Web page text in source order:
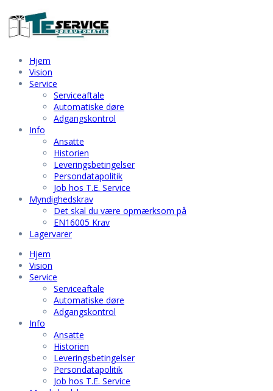
Hjem
Vision
Service
Serviceaftale
Automatiske døre
Adgangskontrol
Info
Ansatte
Historien
Leveringsbetingelser
Persondatapolitik
Job hos T.E. Service
Myndighedskrav
Det skal du være opmærksom på
EN16005 Krav
Lagervarer
Hjem
Vision
Service
Serviceaftale
Automatiske døre
Adgangskontrol
Info
Ansatte
Historien
Leveringsbetingelser
Persondatapolitik
Job hos T.E. Service